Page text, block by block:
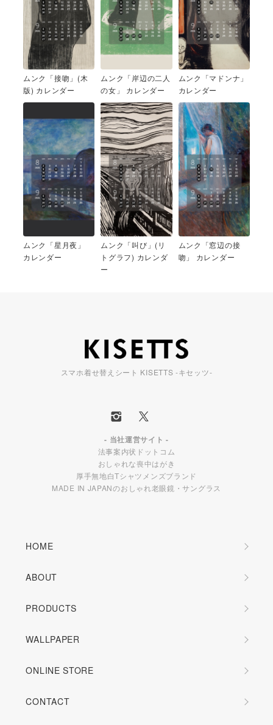
ムンク「接吻」(木
版) カレンダー
ムンク「岸辺の二人
の女」 カレンダー
ムンク「マドンナ」
カレンダー
ムンク「星月夜」
カレンダー
ムンク「叫び」(リ
トグラフ) カレンダ
ー
ムンク「窓辺の接
吻」 カレンダー
スマホ着せ替えシート KISETTS -キセッツ-
- 当社運営サイト -
法事案内状ドットコム
おしゃれな喪中はがき
厚手無地白Tシャツメンズブランド
MADE IN JAPANのおしゃれ老眼鏡・サングラス
HOME
ABOUT
PRODUCTS
WALLPAPER
ONLINE STORE
CONTACT